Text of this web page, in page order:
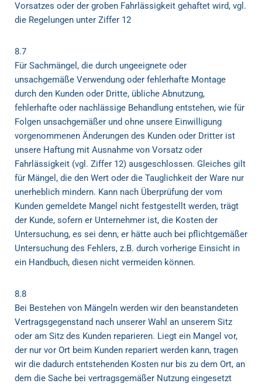
Vorsatzes oder der groben Fahrlässigkeit gehaftet wird, vgl.
die Regelungen unter Ziffer 12
8.7
Für Sachmängel, die durch ungeeignete oder
unsachgemäße Verwendung oder fehlerhafte Montage
durch den Kunden oder Dritte, übliche Abnutzung,
fehlerhafte oder nachlässige Behandlung entstehen, wie für
Folgen unsachgemäßer und ohne unsere Einwilligung
vorgenommenen Änderungen des Kunden oder Dritter ist
unsere Haftung mit Ausnahme von Vorsatz oder
Fahrlässigkeit (vgl. Ziffer 12) ausgeschlossen. Gleiches gilt
für Mängel, die den Wert oder die Tauglichkeit der Ware nur
unerheblich mindern. Kann nach Überprüfung der vom
Kunden gemeldete Mangel nicht festgestellt werden, trägt
der Kunde, sofern er Unternehmer ist, die Kosten der
Untersuchung, es sei denn, er hätte auch bei pflichtgemäßer
Untersuchung des Fehlers, z.B. durch vorherige Einsicht in
ein Handbuch, diesen nicht vermeiden können.
8.8
Bei Bestehen von Mängeln werden wir den beanstandeten
Vertragsgegenstand nach unserer Wahl an unserem Sitz
oder am Sitz des Kunden reparieren. Liegt ein Mangel vor,
der nur vor Ort beim Kunden repariert werden kann, tragen
wir die dadurch entstehenden Kosten nur bis zu dem Ort, an
dem die Sache bei vertragsgemäßer Nutzung eingesetzt